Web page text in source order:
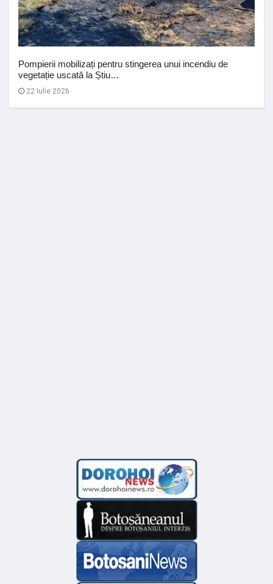
Pompierii mobilizați pentru stingerea unui incendiu de
vegetație uscată la Știu…
22 Iulie 2026